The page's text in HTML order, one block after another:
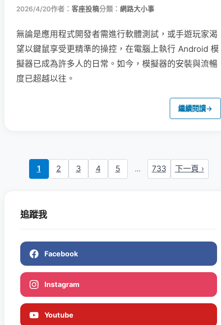
2026/4/20作者： 客座投稿分類： 網路大小事
無論是應用程式開發者需進行軟體測試，或手遊玩家渴
望以鍵鼠享受更精準的操控，在電腦上執行 Android 模
擬器已成為許多人的日常。如今，模擬器的安裝與流暢
度已超越以往。
繼續閱讀→
1 2 3 4 5 ... 733 下一頁 ›
追蹤我
Facebook
Instagram
Youtube